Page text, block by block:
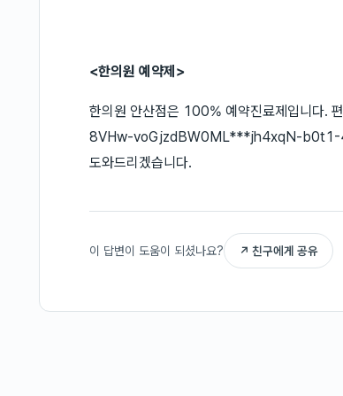
<한의원 예약제>
한의원 안산점은 100% 예약진료제입니다.
8VHw-voGjzdBW0ML***jh4xqN-b0t1-
도와드리겠습니다.
이 답변이 도움이 되셨나요? ↗ 친구에게 공유